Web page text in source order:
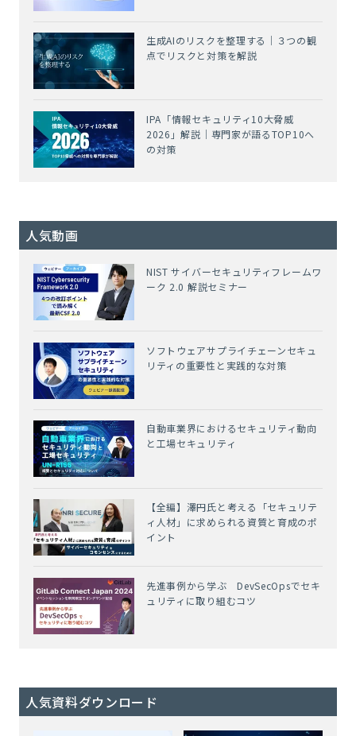
生成AIのリスクを整理する｜３つの観
点でリスクと対策を解説
IPA「情報セキュリティ10大脅威
2026」解説｜専門家が語るTOP10へ
の対策
人気動画
NIST サイバーセキュリティフレームワ
ーク 2.0 解説セミナー
ソフトウェアサプライチェーンセキュ
リティの重要性と実践的な対策
自動車業界におけるセキュリティ動向
と工場セキュリティ
【全編】澤円氏と考える「セキュリテ
ィ人材」に求められる資質と育成のポ
イント
先進事例から学ぶ DevSecOpsでセキ
ュリティに取り組むコツ
人気資料ダウンロード